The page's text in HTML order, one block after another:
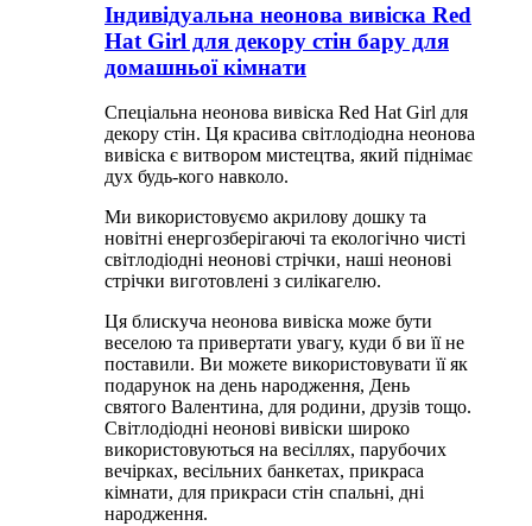
Індивідуальна неонова вивіска Red
Hat Girl для декору стін бару для
домашньої кімнати
Спеціальна неонова вивіска Red Hat Girl для
декору стін. Ця красива світлодіодна неонова
вивіска є витвором мистецтва, який піднімає
дух будь-кого навколо.
Ми використовуємо акрилову дошку та
новітні енергозберігаючі та екологічно чисті
світлодіодні неонові стрічки, наші неонові
стрічки виготовлені з силікагелю.
Ця блискуча неонова вивіска може бути
веселою та привертати увагу, куди б ви її не
поставили. Ви можете використовувати її як
подарунок на день народження, День
святого Валентина, для родини, друзів тощо.
Світлодіодні неонові вивіски широко
використовуються на весіллях, парубочих
вечірках, весільних банкетах, прикраса
кімнати, для прикраси стін спальні, дні
народження.